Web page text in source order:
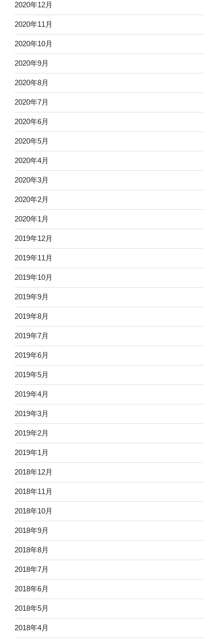
2020年12月
2020年11月
2020年10月
2020年9月
2020年8月
2020年7月
2020年6月
2020年5月
2020年4月
2020年3月
2020年2月
2020年1月
2019年12月
2019年11月
2019年10月
2019年9月
2019年8月
2019年7月
2019年6月
2019年5月
2019年4月
2019年3月
2019年2月
2019年1月
2018年12月
2018年11月
2018年10月
2018年9月
2018年8月
2018年7月
2018年6月
2018年5月
2018年4月